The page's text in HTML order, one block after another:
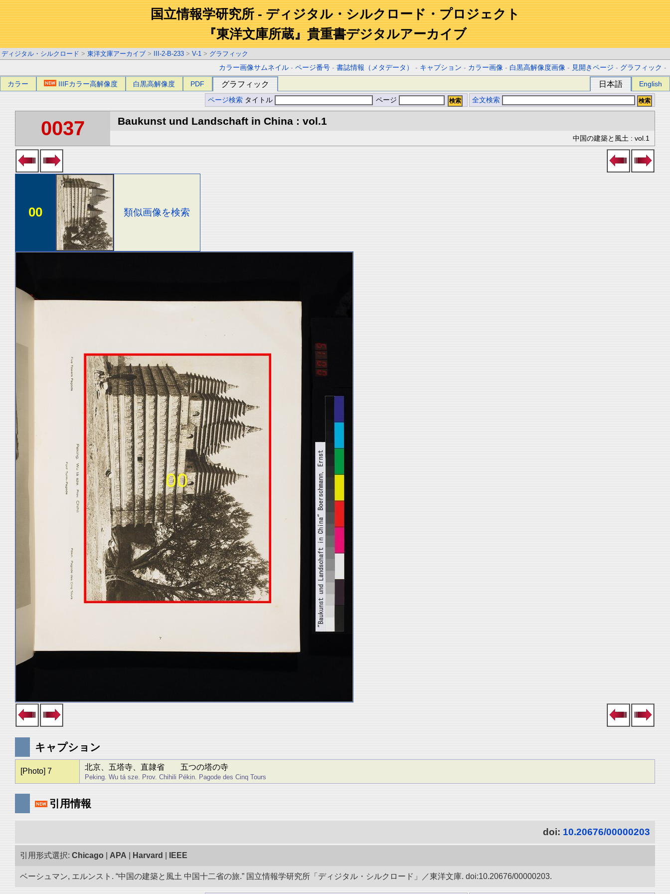
国立情報学研究所 - ディジタル・シルクロード・プロジェクト
『東洋文庫所蔵』貴重書デジタルアーカイブ
ディジタル・シルクロード > 東洋文庫アーカイブ > III-2-B-233 > V-1 > グラフィック
カラー画像サムネイル -ページ番号 -書誌情報（メタデータ） - キャプション - カラー画像 - 白黒高解像度画像 - 見開きページ - グラフィック -
カラー IIIFカラー高解像度 白黒高解像度 PDF グラフィック 日本語 English
ページ検索 タイトル ページ 全文検索
0037 Baukunst und Landschaft in China : vol.1
中国の建築と風土 : vol.1
00 類似画像を検索
キャプション
[Photo] 7 北京、五塔寺、直隷省 五つの塔の寺
Peking. Wu tá sze. Prov. Chihili Pékin. Pagode des Cinq Tours
引用情報
doi: 10.20676/00000203
引用形式選択: Chicago APA Harvard IEEE
ベーシュマン, エルンスト. “中国の建築と風土 中国十二省の旅.” 国立情報学研究所「ディジタル・シルクロード」／東洋文庫. doi:10.20676/00000203.